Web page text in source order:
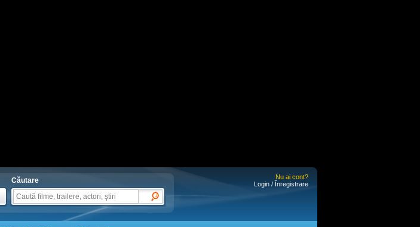
Căutare
Nu ai cont?
Login / Înregistrare